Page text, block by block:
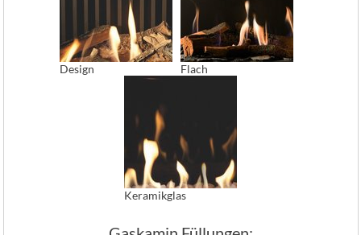
Design Flach
Keramikglas